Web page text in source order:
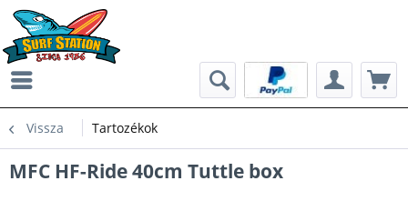
Vissza Tartozékok
MFC HF-Ride 40cm Tuttle box